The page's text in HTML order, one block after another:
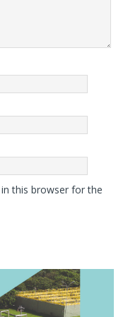
this browser for the